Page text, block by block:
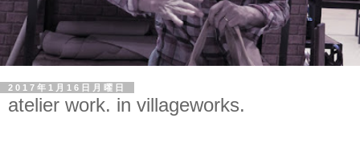
2017年1月16日月曜日
atelier work. in villageworks.